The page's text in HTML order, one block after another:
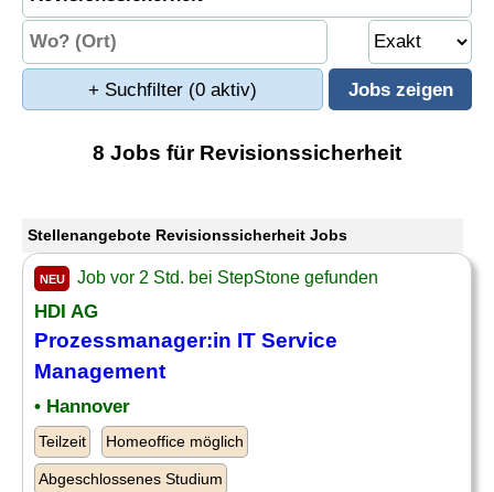
+ Suchfilter (0 aktiv)
8 Jobs für Revisionssicherheit
Stellenangebote Revisionssicherheit Jobs
NEU Job vor 2 Std. bei StepStone gefunden
HDI AG
Prozessmanager:in IT Service
Management
• Hannover
Teilzeit Homeoffice möglich
Abgeschlossenes Studium